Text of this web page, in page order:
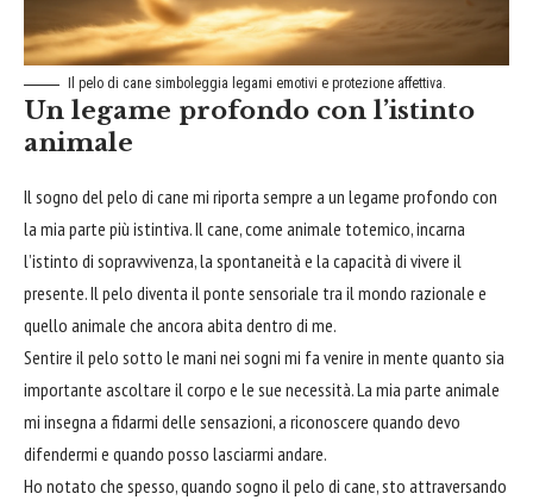
Il pelo di cane simboleggia legami emotivi e protezione affettiva.
Un legame profondo con l’istinto
animale
Il sogno del pelo di cane mi riporta sempre a un legame profondo con
la mia parte più istintiva. Il cane, come animale totemico, incarna
l’istinto di sopravvivenza, la spontaneità e la capacità di vivere il
presente. Il pelo diventa il ponte sensoriale tra il mondo razionale e
quello animale che ancora abita dentro di me.
Sentire il pelo sotto le mani nei sogni mi fa venire in mente quanto sia
importante ascoltare il corpo e le sue necessità. La mia parte animale
mi insegna a fidarmi delle sensazioni, a riconoscere quando devo
difendermi e quando posso lasciarmi andare.
Ho notato che spesso, quando sogno il pelo di cane, sto attraversando